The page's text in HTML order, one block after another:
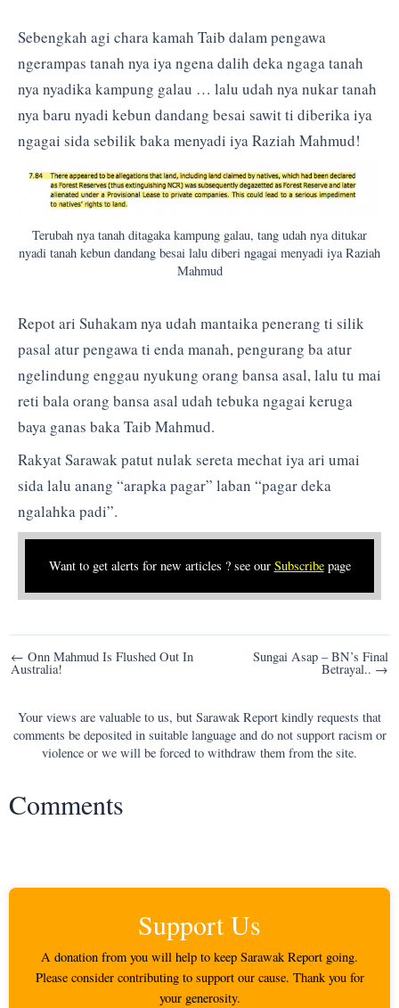
Sebengkah agi chara kamah Taib dalam pengawa
ngerampas tanah nya iya ngena dalih deka ngaga tanah
nya nyadika kampung galau … lalu udah nya nukar tanah
nya baru nyadi kebun dandang besai sawit ti diberika iya
ngagai sida sebilik baka menyadi iya Raziah Mahmud!
Terubah nya tanah ditagaka kampung galau, tang udah nya ditukar
nyadi tanah kebun dandang besai lalu diberi ngagai menyadi iya Raziah
Mahmud
Repot ari Suhakam nya udah mantaika penerang ti silik
pasal atur pengawa ti enda manah, pengurang ba atur
ngelindung enggau nyukung orang bansa asal, lalu tu mai
reti bala orang bansa asal udah tebuka ngagai keruga
baya ganas baka Taib Mahmud.
Rakyat Sarawak patut nulak sereta mechat iya ari umai
sida lalu anang “arapka pagar” laban “pagar deka
ngalahka padi”.
Want to get alerts for new articles ? see our Subscribepage
Post
navigation
← Onn Mahmud Is Flushed Out In
Australia!
Sungai Asap – BN’s Final
Betrayal.. →
Your views are valuable to us, but Sarawak Report kindly requests that
comments be deposited in suitable language and do not support racism or
violence or we will be forced to withdraw them from the site.
Comments
Support Us
A donation from you will help to keep Sarawak Report going.
Please consider contributing to support our cause. Thank you for
your generosity.